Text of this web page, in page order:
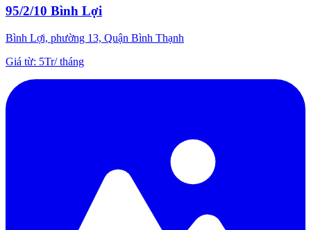
95/2/10 Bình Lợi
Bình Lợi, phường 13, Quận Bình Thạnh
Giá từ: 5Tr/tháng